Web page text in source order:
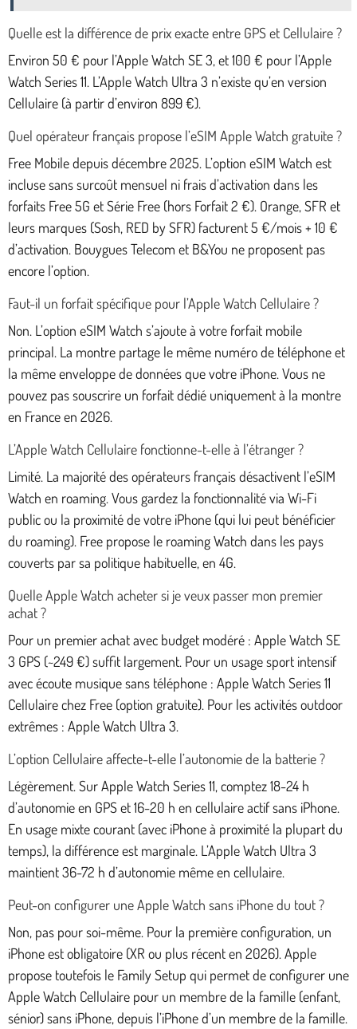
Quelle est la différence de prix exacte entre GPS et Cellulaire ?
Environ 50 € pour l’Apple Watch SE 3, et 100 € pour l’Apple
Watch Series 11. L’Apple Watch Ultra 3 n’existe qu’en version
Cellulaire (à partir d’environ 899 €).
Quel opérateur français propose l’eSIM Apple Watch gratuite ?
Free Mobile depuis décembre 2025. L’option eSIM Watch est
incluse sans surcoût mensuel ni frais d’activation dans les
forfaits Free 5G et Série Free (hors Forfait 2 €). Orange, SFR et
leurs marques (Sosh, RED by SFR) facturent 5 €/mois + 10 €
d’activation. Bouygues Telecom et B&You ne proposent pas
encore l’option.
Faut-il un forfait spécifique pour l’Apple Watch Cellulaire ?
Non. L’option eSIM Watch s’ajoute à votre forfait mobile
principal. La montre partage le même numéro de téléphone et
la même enveloppe de données que votre iPhone. Vous ne
pouvez pas souscrire un forfait dédié uniquement à la montre
en France en 2026.
L’Apple Watch Cellulaire fonctionne-t-elle à l’étranger ?
Limité. La majorité des opérateurs français désactivent l’eSIM
Watch en roaming. Vous gardez la fonctionnalité via Wi-Fi
public ou la proximité de votre iPhone (qui lui peut bénéficier
du roaming). Free propose le roaming Watch dans les pays
couverts par sa politique habituelle, en 4G.
Quelle Apple Watch acheter si je veux passer mon premier
achat ?
Pour un premier achat avec budget modéré : Apple Watch SE
3 GPS (~249 €) suffit largement. Pour un usage sport intensif
avec écoute musique sans téléphone : Apple Watch Series 11
Cellulaire chez Free (option gratuite). Pour les activités outdoor
extrêmes : Apple Watch Ultra 3.
L’option Cellulaire affecte-t-elle l’autonomie de la batterie ?
Légèrement. Sur Apple Watch Series 11, comptez 18-24 h
d’autonomie en GPS et 16-20 h en cellulaire actif sans iPhone.
En usage mixte courant (avec iPhone à proximité la plupart du
temps), la différence est marginale. L’Apple Watch Ultra 3
maintient 36-72 h d’autonomie même en cellulaire.
Peut-on configurer une Apple Watch sans iPhone du tout ?
Non, pas pour soi-même. Pour la première configuration, un
iPhone est obligatoire (XR ou plus récent en 2026). Apple
propose toutefois le Family Setup qui permet de configurer une
Apple Watch Cellulaire pour un membre de la famille (enfant,
sénior) sans iPhone, depuis l’iPhone d’un membre de la famille.